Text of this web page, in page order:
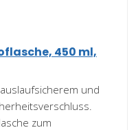
450 ml,
auslaufsicherem und
zum